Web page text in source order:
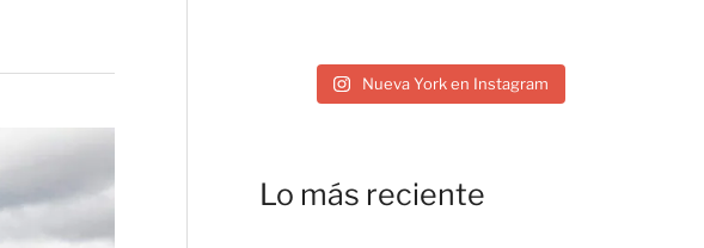
Nueva York en Instagram
Lo más reciente